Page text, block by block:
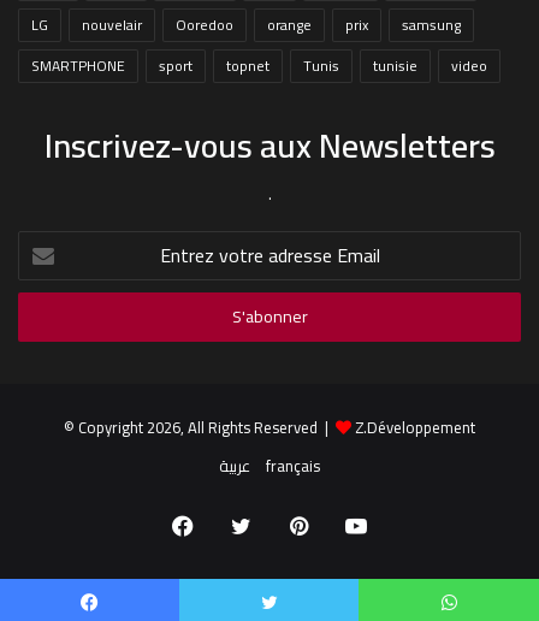
LG
nouvelair Ooredoo orange prix
samsung
SMARTPHONE
sport topnet Tunis tunisie video
Inscrivez-vous aux Newsletters
.
Entrez
votre
adresse
© Copyright 2026, All Rights Reserved |
Z.Développement
عربية français
FacebookTwitterPinterestYouTube